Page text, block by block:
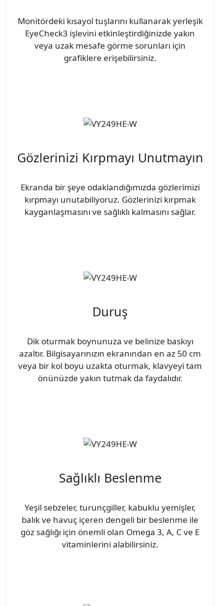
Monitördeki kısayol tuşlarını kullanarak yerleşik
EyeCheck3 işlevini etkinleştirdiğinizde yakın
veya uzak mesafe görme sorunları için
grafiklere erişebilirsiniz.
Gözlerinizi Kırpmayı Unutmayın
Ekranda bir şeye odaklandığımızda gözlerimizi
kırpmayı unutabiliyoruz. Gözlerinizi kırpmak
kayganlaşmasını ve sağlıklı kalmasını sağlar.
Duruş
Dik oturmak boynunuza ve belinize baskıyı
azaltır. Bilgisayarınızın ekranından en az 50 cm
veya bir kol boyu uzakta oturmak, klavyeyi tam
önünüzde yakın tutmak da faydalıdır.
Sağlıklı Beslenme
Yeşil sebzeler, turunçgiller, kabuklu yemişler,
balık ve havuç içeren dengeli bir beslenme ile
göz sağlığı için önemli olan Omega 3, A, C ve E
vitaminlerini alabilirsiniz.